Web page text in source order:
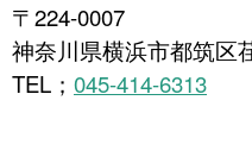
〒224-0007
神奈川県横浜市都筑区
TEL ； 045-414-6313